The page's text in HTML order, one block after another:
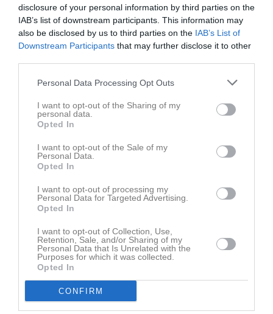
disclosure of your personal information by third parties on the
IAB’s list of downstream participants. This information may
also be disclosed by us to third parties on the IAB’s List of
Downstream Participants that may further disclose it to other
Personal Data Processing Opt Outs
I want to opt-out of the Sharing of my
personal data.
Opted In
I want to opt-out of the Sale of my
Personal Data.
Opted In
I want to opt-out of processing my
Personal Data for Targeted Advertising.
Opted In
I want to opt-out of Collection, Use,
Retention, Sale, and/or Sharing of my
Personal Data that Is Unrelated with the
Purposes for which it was collected.
Opted In
CONFIRM
Johan Becker
Västmanlands Fotbollförbund
VFF-logotyp
Direkt 010-476 48 38
Mobil 072-229 32 42
E-post: becker@vff.se
Mikael Sjöberg
Kanslist och materialansvarig